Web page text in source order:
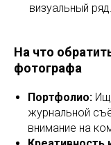
визуальный ряд.
На что
фотографа
Портфолио:
журнальной
внимание на